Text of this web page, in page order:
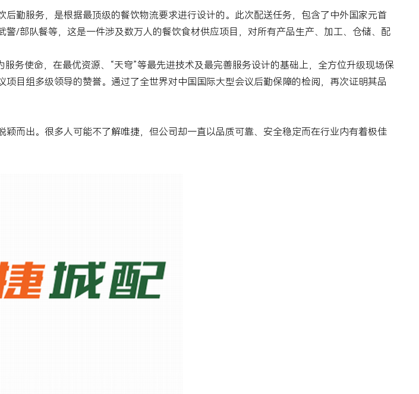
勤服务，是根据最顶级的餐饮物流要求进行设计的。此次配送任务，包含了中外国家元首
警/部队餐等，这是一件涉及数万人的餐饮食材供应项目，对所有产品生产、加工、仓储、配
务使命，在最优资源、“天穹”等最先进技术及最完善服务设计的基础上，全方位升级现场保
目组多级领导的赞誉。通过了全世界对中国国际大型会议后勤保障的检阅，再次证明其品
而出。很多人可能不了解唯捷，但公司却一直以品质可靠、安全稳定而在行业内有着极佳